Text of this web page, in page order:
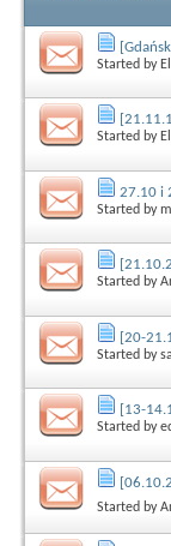
Started by
Started by
27.10 i
Started by
Started by
[20-
Started by
[13-
Started by
Started by